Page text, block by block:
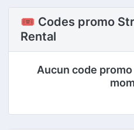
🎟️ Codes promo
Rental
Aucun code